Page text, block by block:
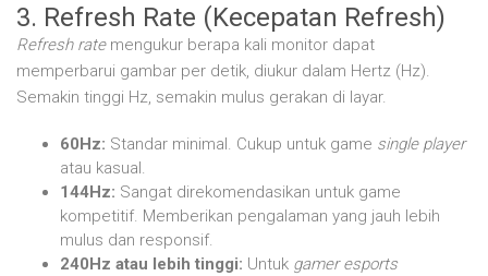
3. Refresh Rate (Kecepatan Refresh)
Refresh ratemengukur berapa kali monitor dapat
memperbarui gambar per detik, diukur dalam Hertz (Hz).
Semakin tinggi Hz, semakin mulus gerakan di layar.
60Hz: Standar minimal. Cukup untuk game single player
atau kasual.
144Hz: Sangat direkomendasikan untuk game
kompetitif. Memberikan pengalaman yang jauh lebih
mulus dan responsif.
240Hz atau lebih tinggi: Untuk gamer esports